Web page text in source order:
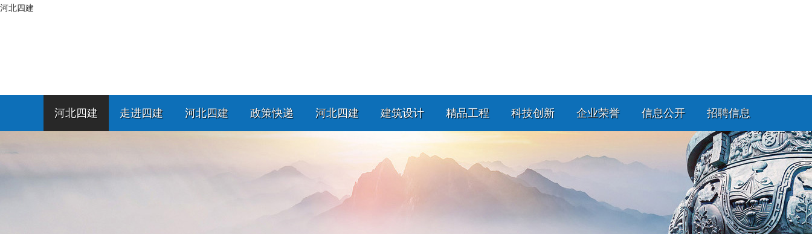
河北四建
河北四建 走进四建 河北四建 政策快递 河北四建 建筑设计 精品工程 科技创新 企业荣誉 信息公开 招聘信息